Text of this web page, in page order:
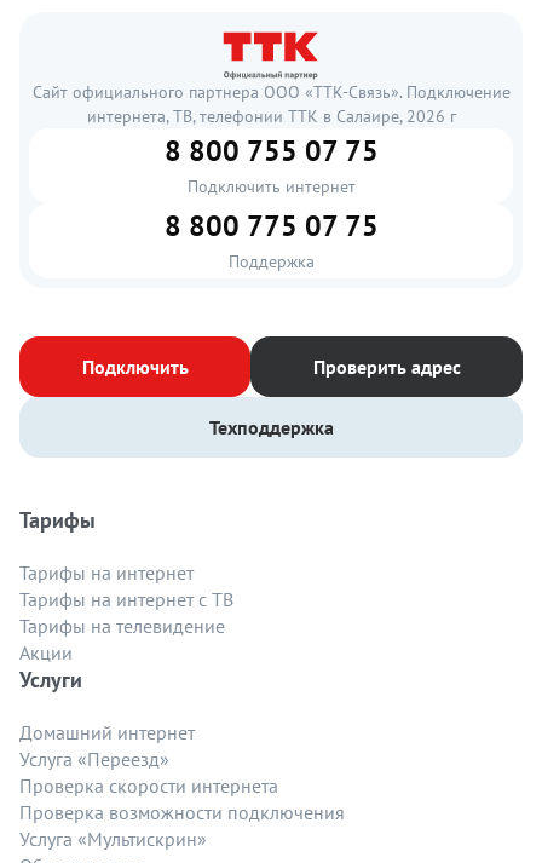
Сайт официального партнера ООО «ТТК-Связь». Подключение
интернета, ТВ, телефонии ТТК в Салаире, 2026 г
8 800 755 07 75
Подключить интернет
8 800 775 07 75
Поддержка
Подключить Проверить адрес
Техподдержка
Тарифы
Тарифы на интернет
Тарифы на интернет с ТВ
Тарифы на телевидение
Акции
Услуги
Домашний интернет
Услуга «Переезд»
Проверка скорости интернета
Проверка возможности подключения
Услуга «Мультискрин»